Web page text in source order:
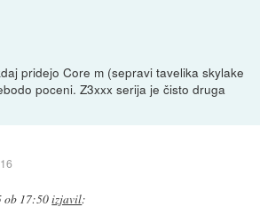
pridejo Core m (sepravi tavelika skylake
poceni. Z3xxx serija je čisto druga
ob 17:50izjavil: